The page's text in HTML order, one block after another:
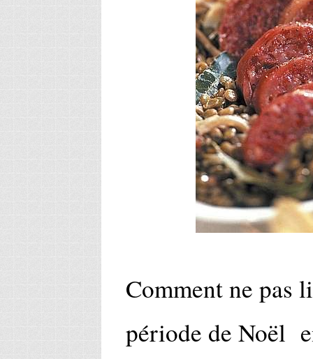
Comment ne pas
période de Noël